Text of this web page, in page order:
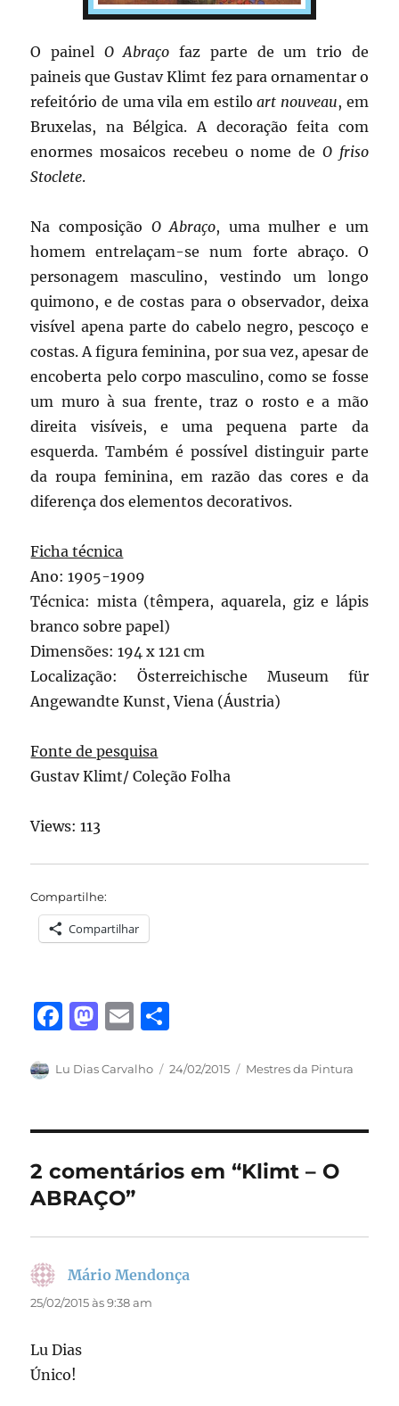
O painel O Abraço faz parte de um trio de
paineis que Gustav Klimt fez para ornamentar o
refeitório de uma vila em estiloart nouveau, em
Bruxelas, na Bélgica. A decoração feita com
enormes mosaicos recebeu o nome de O friso
Stoclete.
Na composição O Abraço, uma mulher e um
homem entrelaçam-se num forte abraço. O
personagem masculino, vestindo um longo
quimono, e de costas para o observador, deixa
visível apena parte do cabelo negro, pescoço e
costas. A figura feminina, por sua vez, apesar de
encoberta pelo corpo masculino, como se fosse
um muro à sua frente, traz o rosto e a mão
direita visíveis, e uma pequena parte da
esquerda. Também é possível distinguir parte
da roupa feminina, em razão das cores e da
diferença dos elementos decorativos.
Ficha técnica
Ano: 1905-1909
Técnica: mista (têmpera, aquarela, giz e lápis
branco sobre papel)
Dimensões: 194 x 121 cm
Localização: Österreichische Museum für
Angewandte Kunst, Viena (Áustria)
Fonte de pesquisa
Gustav Klimt/ Coleção Folha
Views: 113
Compartilhe:
Compartilhar
F
c
b
o
o
k
M
st
d
o
n
E
ai a
Autor
Lu Dias Carvalho
Publicado
24/02/2015 Categorias
Mestres da Pintura
2 comentários em “Klimt – O
ABRAÇO”
Mário Mendonça
25/02/2015 às 9:38 am
Lu Dias
Único!